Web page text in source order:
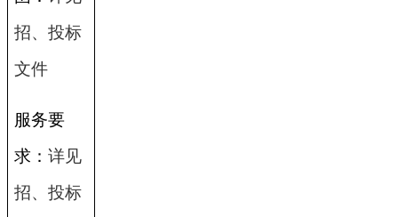
招、投标
文件
服务要
求： 详见
招、投标